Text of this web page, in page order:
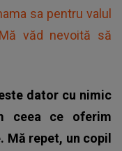
sa pentru valul
văd nevoită să
dator cu nimic
ceea ce oferim
Mă repet, un copil